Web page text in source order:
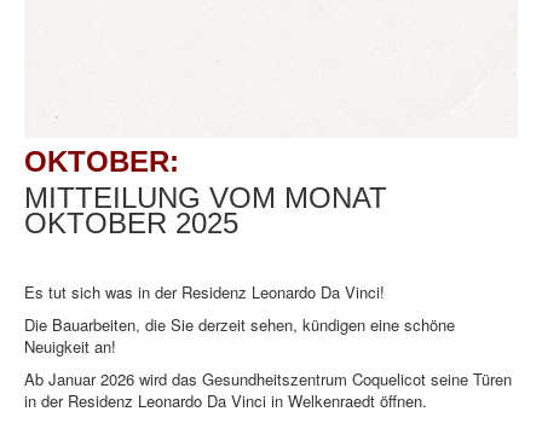
OKTOBER:
MITTEILUNG VOM MONAT
OKTOBER 2025
Es tut sich was in der Residenz Leonardo Da Vinci!
Die Bauarbeiten, die Sie derzeit sehen, kündigen eine schöne
Neuigkeit an!
Ab Januar 2026 wird das Gesundheitszentrum Coquelicot seine Türen
in der Residenz Leonardo Da Vinci in Welkenraedt öffnen.